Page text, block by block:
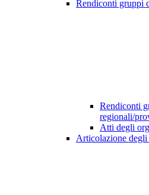
Rendiconti gruppi
Rendiconti
regionali/
Atti degli
Articolazione